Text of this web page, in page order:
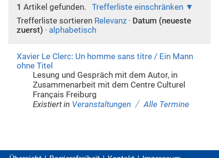
1 Artikel gefunden.
Trefferliste einschränken
Trefferliste sortieren Relevanz · Datum (neueste
zuerst) · alphabetisch
Xavier Le Clerc: Un homme sans titre / Ein Mann
ohne Titel
Lesung und Gespräch mit dem Autor, in
Zusammenarbeit mit dem Centre Culturel
Français Freiburg
Existiert in Veranstaltungen / Alle Termine